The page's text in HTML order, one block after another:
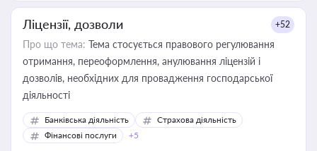
Ліцензії, дозволи +52
Про що тема: Тема стосується правового регулювання
отримання, переоформлення, анулювання ліцензій і
дозволів, необхідних для провадження господарської
діяльності
Банківська діяльність
Страхова діяльність
Фінансові послуги
+5